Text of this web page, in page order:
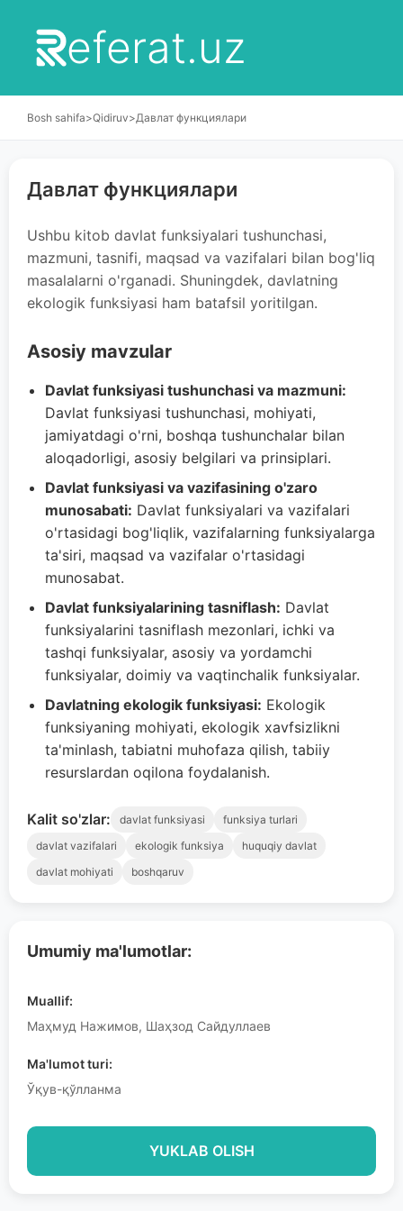
eferat.uz
Bosh sahifa>Qidiruv>Давлат функциялари
Umumiy ma'lumotlar:
Muallif:
Маҳмуд Нажимов, Шаҳзод Сайдуллаев
Ma'lumot turi:
Ўқув-қўлланма
YUKLAB OLISH
Давлат функциялари
Ushbu kitob davlat funksiyalari tushunchasi,
mazmuni, tasnifi, maqsad va vazifalari bilan bog'liq
masalalarni o'rganadi. Shuningdek, davlatning
ekologik funksiyasi ham batafsil yoritilgan.
Asosiy mavzular
Davlat funksiyasi tushunchasi va mazmuni:
Davlat funksiyasi tushunchasi, mohiyati,
jamiyatdagi o'rni, boshqa tushunchalar bilan
aloqadorligi, asosiy belgilari va prinsiplari.
Davlat funksiyasi va vazifasining o'zaro
munosabati: Davlat funksiyalari va vazifalari
o'rtasidagi bog'liqlik, vazifalarning funksiyalarga
ta'siri, maqsad va vazifalar o'rtasidagi
munosabat.
Davlat funksiyalarining tasniflash: Davlat
funksiyalarini tasniflash mezonlari, ichki va
tashqi funksiyalar, asosiy va yordamchi
funksiyalar, doimiy va vaqtinchalik funksiyalar.
Davlatning ekologik funksiyasi: Ekologik
funksiyaning mohiyati, ekologik xavfsizlikni
ta'minlash, tabiatni muhofaza qilish, tabiiy
resurslardan oqilona foydalanish.
Kalit so'zlar: davlat funksiyasi
funksiya turlari
davlat vazifalari
ekologik funksiya
huquqiy davlat
davlat mohiyati
boshqaruv